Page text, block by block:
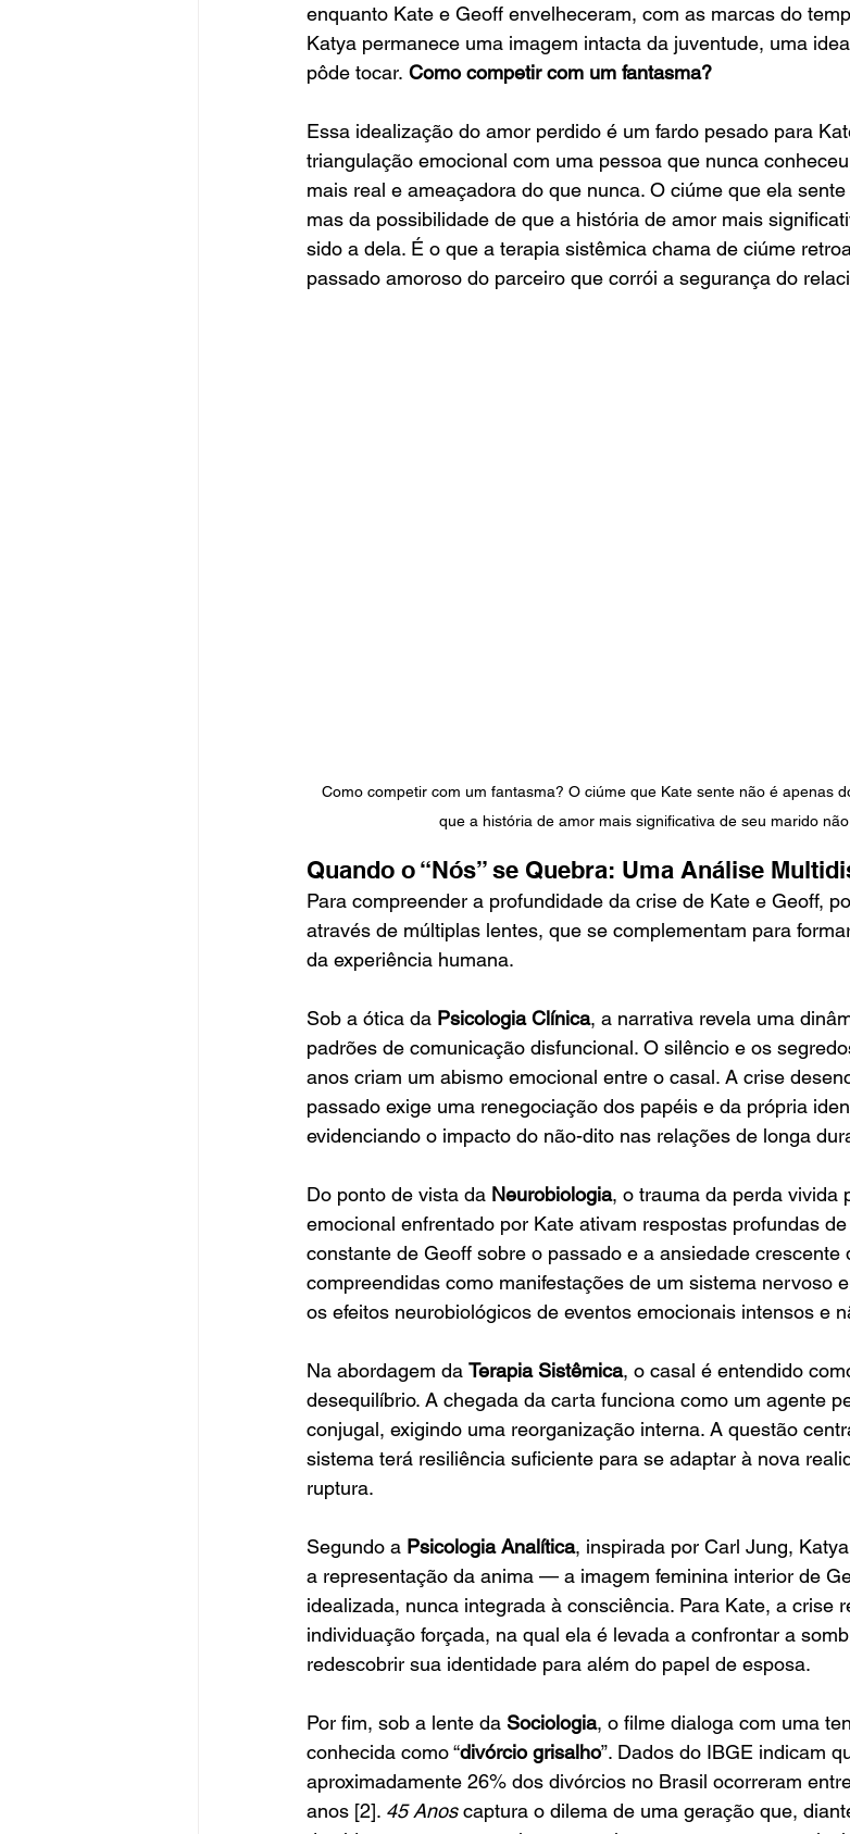
enquanto Kate e Geoff envelheceram, com as marcas do
Katya permanece uma imagem intacta da juventude, uma
pôde tocar. Como competir com um fantasma?
Essa idealização do amor perdido é um fardo pesado para
triangulação emocional com uma pessoa que nunca
mais real e ameaçadora do que nunca. O ciúme que ela
mas da possibilidade de que a história de amor mais
sido a dela. É o que a terapia sistêmica chama de ciúme
passado amoroso do parceiro que corrói a segurança do
Como competir com um fantasma? O ciúme que Kate sente não é apenas
que a história de amor mais significativa de seu marido
Quando o “Nós” se Quebra: Uma Análise
Para compreender a profundidade da crise de Kate e Geoff,
através de múltiplas lentes, que se complementam para
da experiência humana.
Sob a ótica da Psicologia Clínica, a narrativa revela uma
padrões de comunicação disfuncional. O silêncio e os
anos criam um abismo emocional entre o casal. A crise
passado exige uma renegociação dos papéis e da própria
evidenciando o impacto do não-dito nas relações de longa
Do ponto de vista da Neurobiologia, o trauma da perda vivida
emocional enfrentado por Kate ativam respostas profundas
constante de Geoff sobre o passado e a ansiedade crescente
compreendidas como manifestações de um sistema nervoso
os efeitos neurobiológicos de eventos emocionais intensos e
Na abordagem da Terapia Sistêmica, o casal é entendido
desequilíbrio. A chegada da carta funciona como um agente
conjugal, exigindo uma reorganização interna. A questão
sistema terá resiliência suficiente para se adaptar à nova
ruptura.
Segundo a Psicologia Analítica, inspirada por Carl Jung,
a representação da anima — a imagem feminina interior de
idealizada, nunca integrada à consciência. Para Kate, a crise
individuação forçada, na qual ela é levada a confrontar a
redescobrir sua identidade para além do papel de esposa.
Por fim, sob a lente da Sociologia, o filme dialoga com uma
conhecida como “divórcio grisalho”. Dados do IBGE indicam
aproximadamente 26% dos divórcios no Brasil ocorreram
anos [2]. 45 Anos captura o dilema de uma geração que,